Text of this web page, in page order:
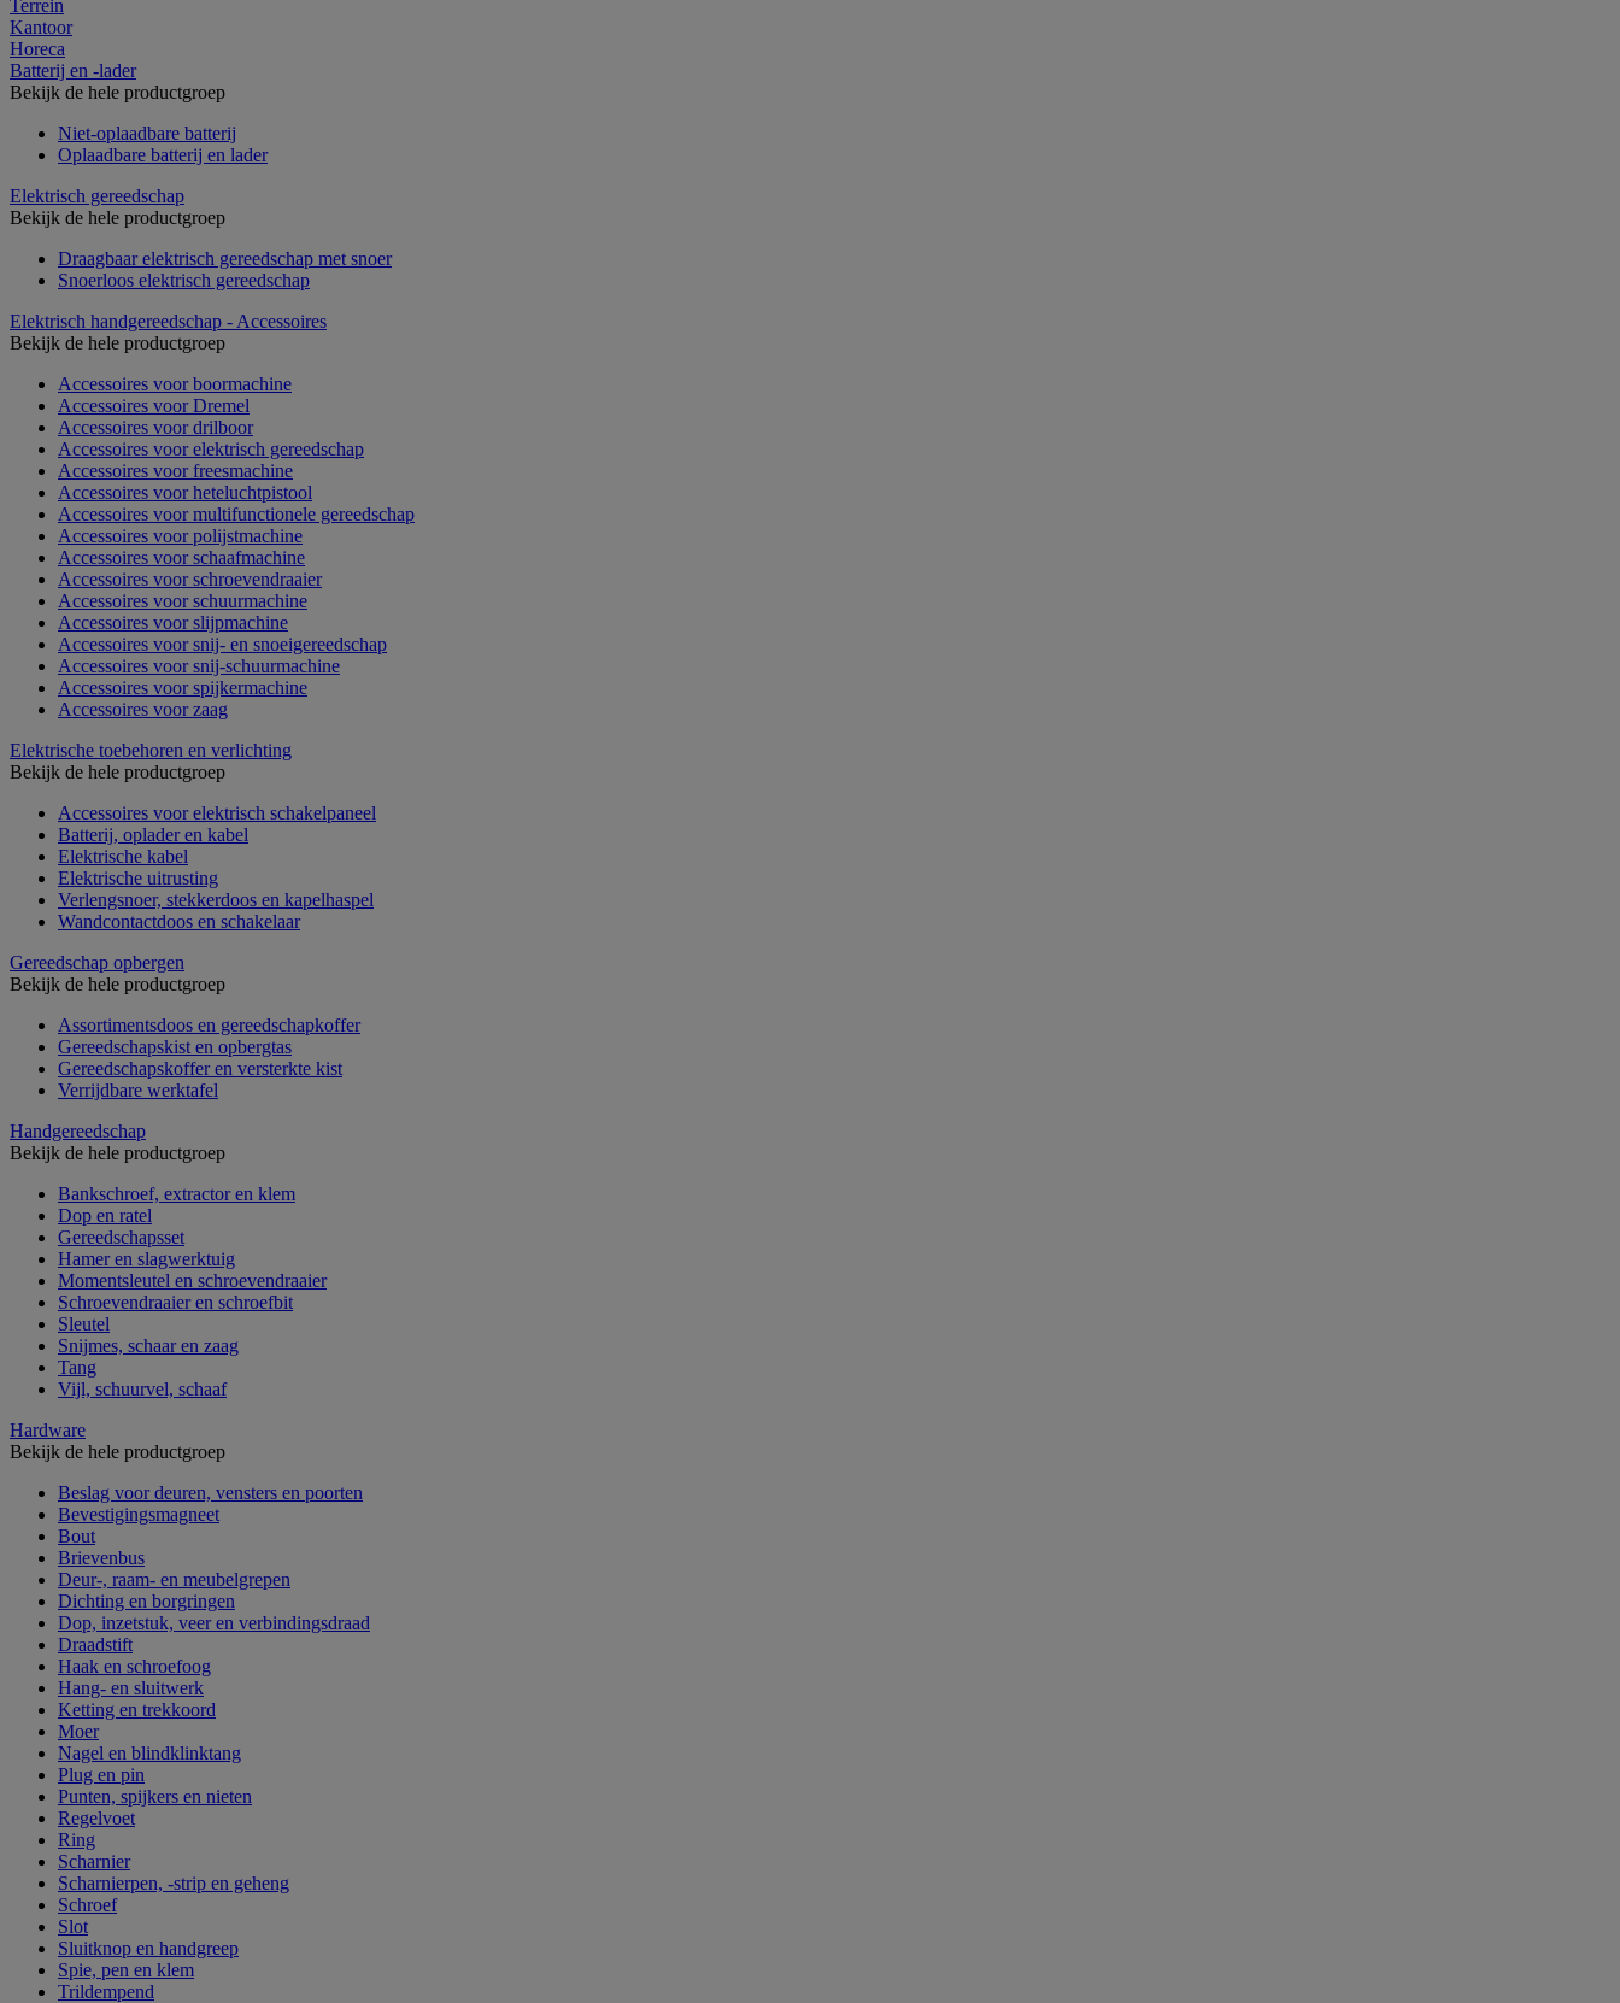
Terrein
Kantoor
Horeca
Batterij en -lader
Bekijk de hele productgroep
Niet-oplaadbare batterij
Oplaadbare batterij en lader
Elektrisch gereedschap
Bekijk de hele productgroep
Draagbaar elektrisch gereedschap met snoer
Snoerloos elektrisch gereedschap
Elektrisch handgereedschap - Accessoires
Bekijk de hele productgroep
Accessoires voor boormachine
Accessoires voor Dremel
Accessoires voor drilboor
Accessoires voor elektrisch gereedschap
Accessoires voor freesmachine
Accessoires voor heteluchtpistool
Accessoires voor multifunctionele gereedschap
Accessoires voor polijstmachine
Accessoires voor schaafmachine
Accessoires voor schroevendraaier
Accessoires voor schuurmachine
Accessoires voor slijpmachine
Accessoires voor snij- en snoeigereedschap
Accessoires voor snij-schuurmachine
Accessoires voor spijkermachine
Accessoires voor zaag
Elektrische toebehoren en verlichting
Bekijk de hele productgroep
Accessoires voor elektrisch schakelpaneel
Batterij, oplader en kabel
Elektrische kabel
Elektrische uitrusting
Verlengsnoer, stekkerdoos en kapelhaspel
Wandcontactdoos en schakelaar
Gereedschap opbergen
Bekijk de hele productgroep
Assortimentsdoos en gereedschapkoffer
Gereedschapskist en opbergtas
Gereedschapskoffer en versterkte kist
Verrijdbare werktafel
Handgereedschap
Bekijk de hele productgroep
Bankschroef, extractor en klem
Dop en ratel
Gereedschapsset
Hamer en slagwerktuig
Momentsleutel en schroevendraaier
Schroevendraaier en schroefbit
Sleutel
Snijmes, schaar en zaag
Tang
Vijl, schuurvel, schaaf
Hardware
Bekijk de hele productgroep
Beslag voor deuren, vensters en poorten
Bevestigingsmagneet
Bout
Brievenbus
Deur-, raam- en meubelgrepen
Dichting en borgringen
Dop, inzetstuk, veer en verbindingsdraad
Draadstift
Haak en schroefoog
Hang- en sluitwerk
Ketting en trekkoord
Moer
Nagel en blindklinktang
Plug en pin
Punten, spijkers en nieten
Regelvoet
Ring
Scharnier
Scharnierpen, -strip en geheng
Schroef
Slot
Sluitknop en handgreep
Spie, pen en klem
Trildempend